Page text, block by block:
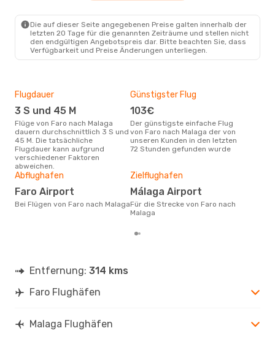
Die auf dieser Seite angegebenen Preise galten innerhalb der
letzten 20 Tage für die genannten Zeiträume und stellen nicht
den endgültigen Angebotspreis dar. Bitte beachten Sie, dass
Verfügbarkeit und Preise Änderungen unterliegen.
Flugdauer
3 S und 45 M
Flüge von Faro nach Malaga
dauern durchschnittlich 3 S und
45 M. Die tatsächliche
Flugdauer kann aufgrund
verschiedener Faktoren
abweichen.
Günstigster Flug
103€
Der günstigste einfache Flug
von Faro nach Malaga der von
unseren Kunden in den letzten
72 Stunden gefunden wurde
Abflughafen
Faro Airport
Bei Flügen von Faro nach Malaga
Zielflughafen
Málaga Airport
Für die Strecke von Faro nach
Malaga
Entfernung: 314 kms
Faro Flughäfen
Malaga Flughäfen